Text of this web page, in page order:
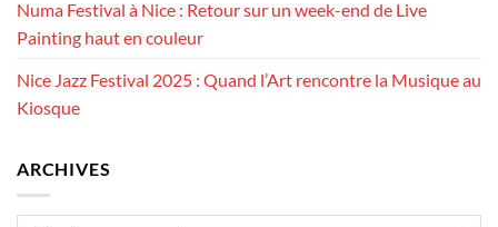
Numa Festival à Nice : Retour sur un week-end de Live
Painting haut en couleur
Nice Jazz Festival 2025 : Quand l’Art rencontre la Musique au
Kiosque
ARCHIVES